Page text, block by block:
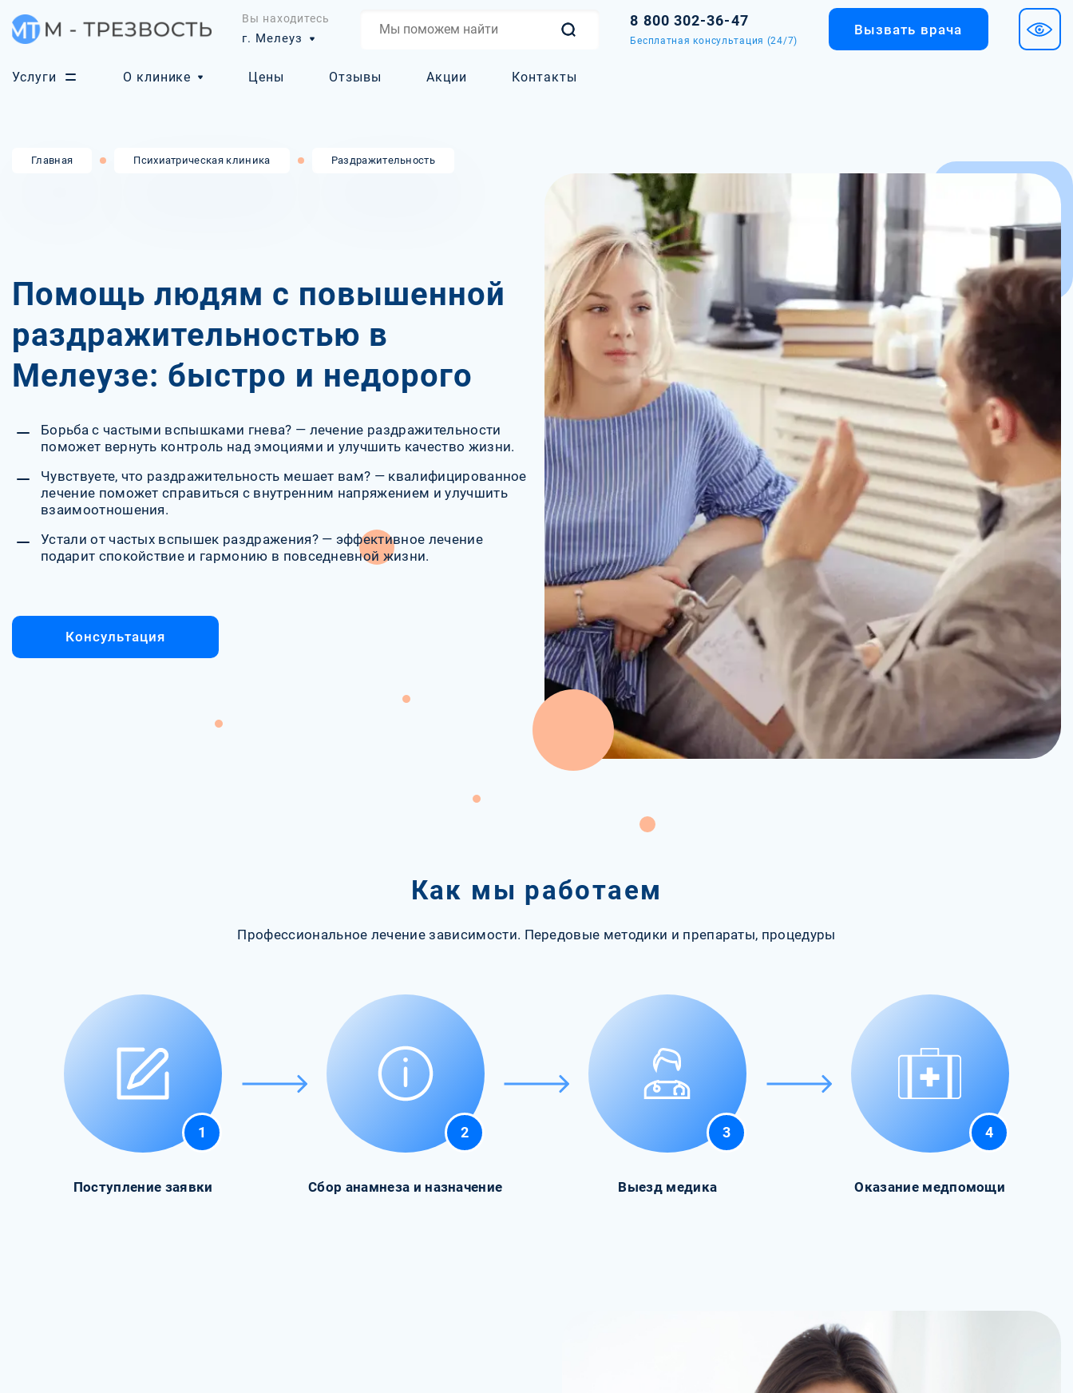
Вы находитесь
г. Мелеуз
8 800 302-36-47
Бесплатная консультация (24/7)
Вызвать врача
Услуги О клинике Цены Отзывы Акции Контакты
Главная Психиатрическая клиника Раздражительность
Помощь людям с повышенной
раздражительностью в
Мелеузе: быстро и недорого
Борьба с частыми вспышками гнева? — лечение раздражительности
поможет вернуть контроль над эмоциями и улучшить качество жизни.
Чувствуете, что раздражительность мешает вам? — квалифицированное
лечение поможет справиться с внутренним напряжением и улучшить
взаимоотношения.
Устали от частых вспышек раздражения? — эффективное лечение
подарит спокойствие и гармонию в повседневной жизни.
Консультация
Как мы работаем
Профессиональное лечение зависимости. Передовые методики и препараты, процедуры
1
Поступление заявки
2
Сбор анамнеза и назначение
3
Выезд медика
4
Оказание медпомощи